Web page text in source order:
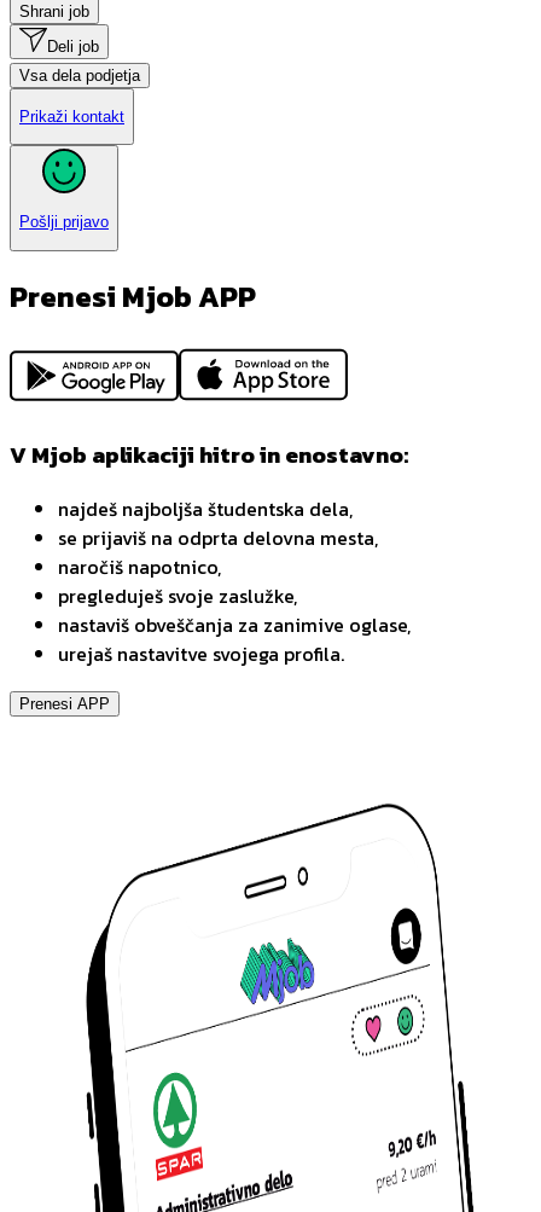
Shrani job
Deli job
Vsa dela podjetja
Prikaži kontakt
Pošlji prijavo
Prenesi Mjob APP
V Mjob aplikaciji hitro in enostavno:
najdeš najboljša študentska dela,
se prijaviš na odprta delovna mesta,
naročiš napotnico,
pregleduješ svoje zaslužke,
nastaviš obveščanja za zanimive oglase,
urejaš nastavitve svojega profila.
Prenesi APP